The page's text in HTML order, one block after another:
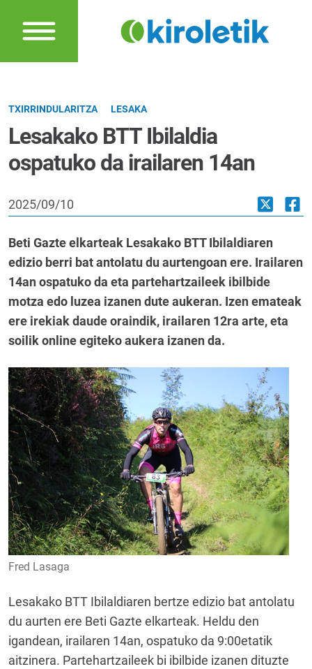
TXIRRINDULARITZA LESAKA
Lesakako BTT Ibilaldia
ospatuko da irailaren 14an
2025/09/10
Beti Gazte elkarteak Lesakako BTT Ibilaldiaren
edizio berri bat antolatu du aurtengoan ere. Irailaren
14an ospatuko da eta partehartzaileek ibilbide
motza edo luzea izanen dute aukeran. Izen emateak
ere irekiak daude oraindik, irailaren 12ra arte, eta
soilik online egiteko aukera izanen da.
Fred Lasaga
Lesakako BTT Ibilaldiaren bertze edizio bat antolatu
du aurten ere Beti Gazte elkarteak. Heldu den
igandean, irailaren 14an, ospatuko da 9:00etatik
aitzinera. Partehartzaileek bi ibilbide izanen dituzte